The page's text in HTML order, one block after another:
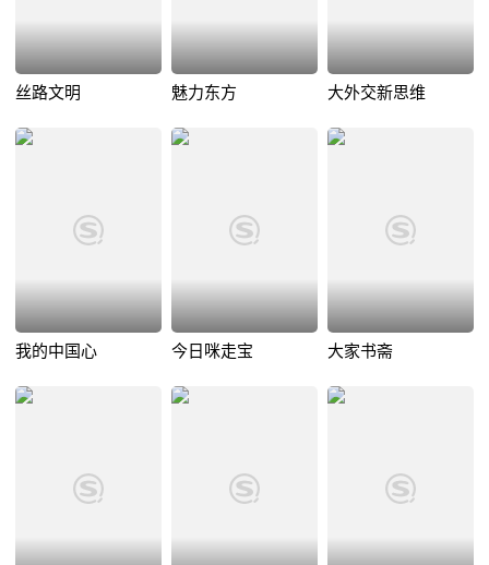
丝路文明 魅力东方 大外交新思维
我的中国心 今日咪走宝 大家书斋